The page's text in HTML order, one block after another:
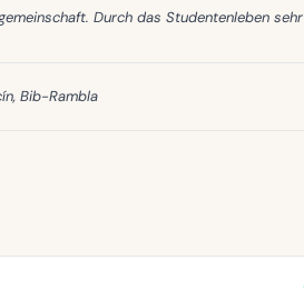
Durch das Studentenleben sehr
Bib-Rambla